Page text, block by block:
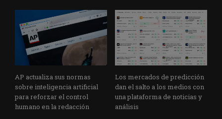
AP actualiza sus normas
sobre inteligencia artificial
para reforzar el control
humano en la redacción
Los mercados de predicción
dan el salto a los medios con
una plataforma de noticias y
análisis